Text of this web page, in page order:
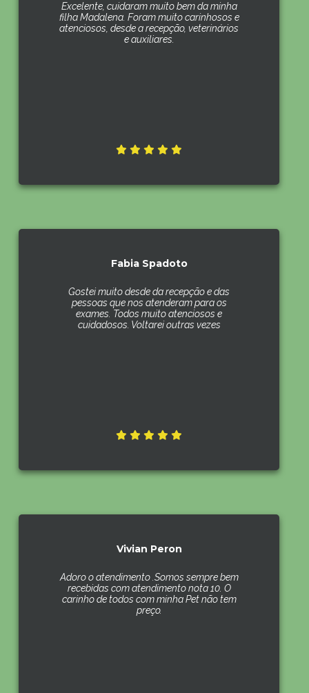
Excelente, cuidaram muito bem da minha
filha Madalena. Foram muito carinhosos e
atenciosos, desde a recepção, veterinários
e auxiliares.
Fabia Spadoto
Gostei muito desde da recepção e das
pessoas que nos atenderam para os
exames. Todos muito atenciosos e
cuidadosos. Voltarei outras vezes
Vivian Peron
Adoro o atendimento .Somos sempre bem
recebidas com atendimento nota 10. O
carinho de todos com minha Pet não tem
preço.